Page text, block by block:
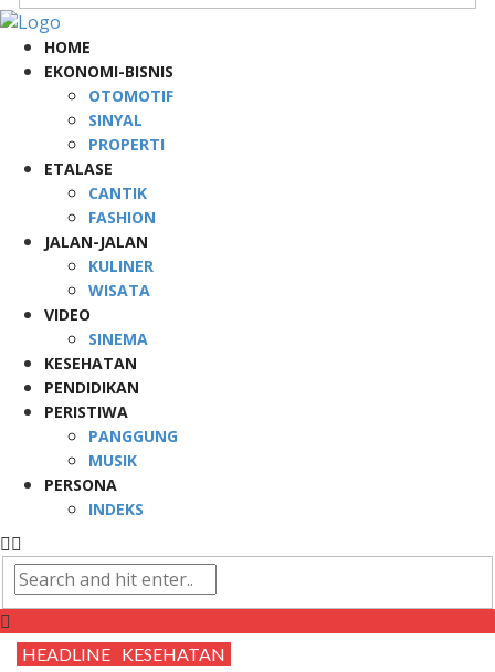
HOME
EKONOMI-BISNIS
OTOMOTIF
SINYAL
PROPERTI
ETALASE
CANTIK
FASHION
JALAN-JALAN
KULINER
WISATA
VIDEO
SINEMA
KESEHATAN
PENDIDIKAN
PERISTIWA
PANGGUNG
MUSIK
PERSONA
INDEKS
HEADLINE KESEHATAN